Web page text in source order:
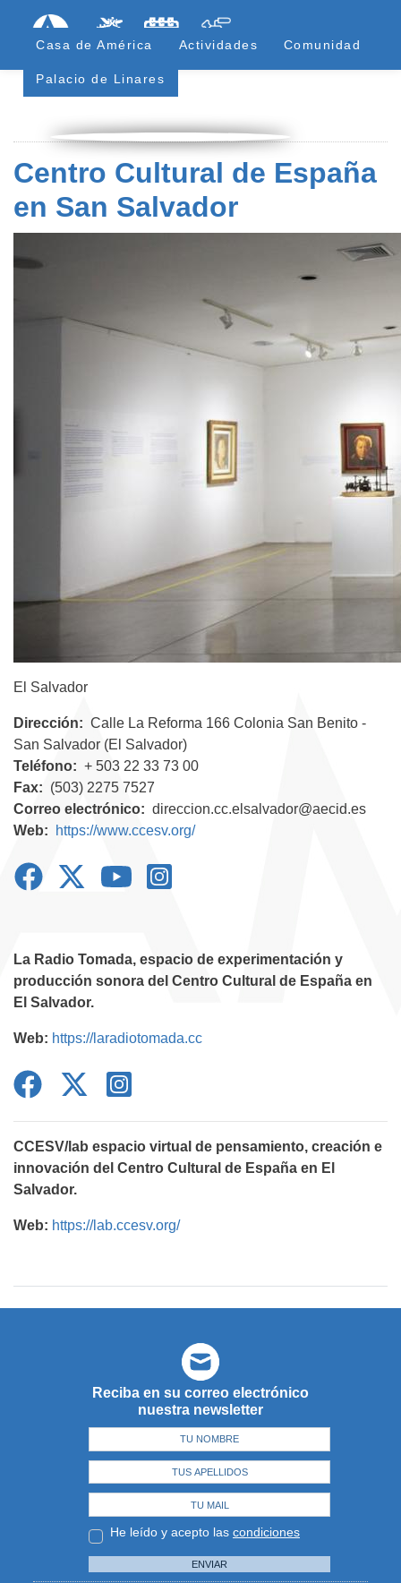
Menú Superior
Casa de América Actividades Comunidad
Palacio de Linares
Centro Cultural de España
en San Salvador
El Salvador
Dirección
Calle La Reforma 166 Colonia San Benito -
San Salvador (El Salvador)
Teléfono
+ 503 22 33 73 00
Fax
(503) 2275 7527
Correo electrónico
direccion.cc.elsalvador@aecid.es
Web
https://www.ccesv.org/
La Radio Tomada, espacio de experimentación y
producción sonora del Centro Cultural de España en
El Salvador.
Web: https://laradiotomada.cc
CCESV/lab espacio virtual de pensamiento, creación e
innovación del Centro Cultural de España en El
Salvador.
Web: https://lab.ccesv.org/
Reciba en su correo electrónico
nuestra newsletter
He leído y acepto las condiciones
ENVIAR